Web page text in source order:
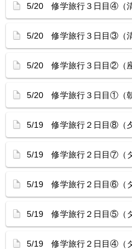
5/20 修学旅行３日目④（清
5/20 修学旅行３日目③（清
5/20 修学旅行３日目②（座
5/20 修学旅行３日目①（朝
5/19 修学旅行２日目⑧（夕
5/19 修学旅行２日目⑦（タ
5/19 修学旅行２日目⑥（タ
5/19 修学旅行２日目⑤（タ
5/19 修学旅行２日目④（タ